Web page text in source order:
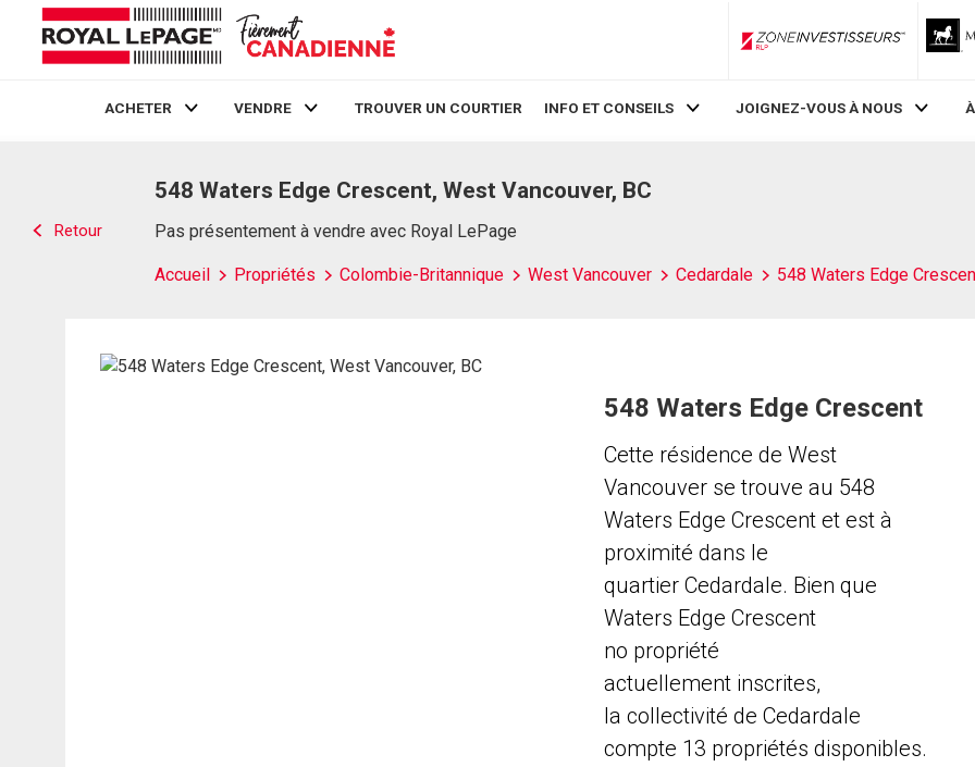
ZoneInvestisseurs RLP
ACHETER VENDRE TROUVER UN COURTIER INFO ET CONSEILS JOIGNEZ-VOUS À NOUS
Retour
548 Waters Edge Crescent, West Vancouver, BC
Pas présentement à vendre avec Royal LePage
Accueil Propriétés Colombie-Britannique West Vancouver Cedardale 548 Waters Edge
548 Waters Edge Crescent
Cette résidence de West
Vancouver se trouve au 548
Waters Edge Crescent et est à
proximité dans le
quartier Cedardale. Bien que
Waters Edge Crescent
no propriété
actuellement inscrites,
la collectivité de Cedardale
compte 13 propriétés disponibles.